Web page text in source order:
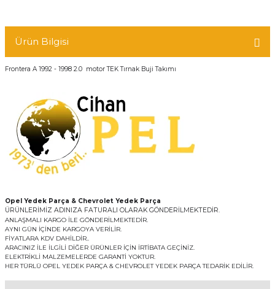
Ürün Bilgisi
Frontera A 1992 - 1998 2.0 motor TEK Tırnak Buji Takımı
Opel Yedek Parça & Chevrolet Yedek Parça
ÜRÜNLERİMİZ ADINIZA FATURALI OLARAK GÖNDERİLMEKTEDİR.
ANLAŞMALI KARGO İLE GÖNDERİLMEKTEDİR.
AYNI GÜN İÇİNDE KARGOYA VERİLİR.
FİYATLARA KDV DAHİLDİR..
ARACINIZ İLE İLGİLİ DİĞER ÜRÜNLER İÇİN İRTİBATA GEÇİNİZ.
ELEKTRİKLİ MALZEMELERDE GARANTİ YOKTUR.
HER TÜRLÜ OPEL YEDEK PARÇA & CHEVROLET YEDEK PARÇA TEDARİK EDİLİR.